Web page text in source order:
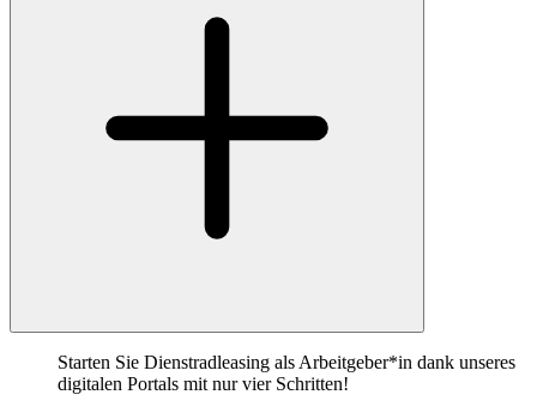
Starten Sie Dienstradleasing als Arbeitgeber*in dank unseres
digitalen Portals mit nur vier Schritten!